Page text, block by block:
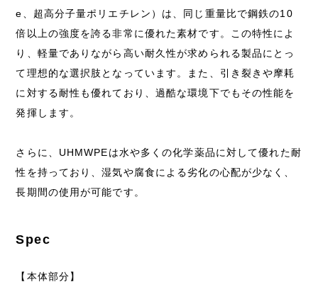
e、超高分子量ポリエチレン）は、同じ重量比で鋼鉄の10
倍以上の強度を誇る非常に優れた素材です。この特性によ
り、軽量でありながら高い耐久性が求められる製品にとっ
て理想的な選択肢となっています。また、引き裂きや摩耗
に対する耐性も優れており、過酷な環境下でもその性能を
発揮します。
さらに、UHMWPEは水や多くの化学薬品に対して優れた耐
性を持っており、湿気や腐食による劣化の心配が少なく、
長期間の使用が可能です。
Spec
【本体部分】